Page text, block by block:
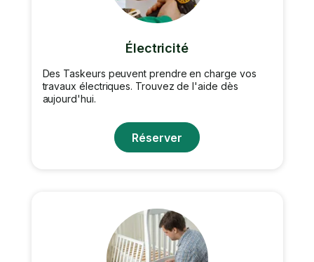
Électricité
Des Taskeurs peuvent prendre en charge vos
travaux électriques. Trouvez de l'aide dès
aujourd'hui.
Réserver